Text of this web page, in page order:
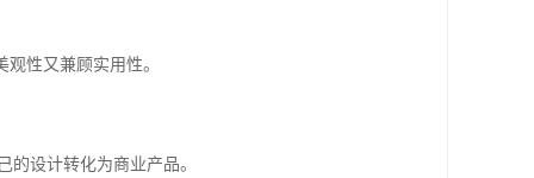
性又兼顾实用性。
设计转化为商业产品。